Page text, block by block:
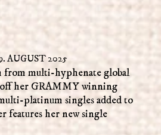
AUGUST 2025
from multi-hyphenate global
her GRAMMY winning
platinum singles added to
features her new single